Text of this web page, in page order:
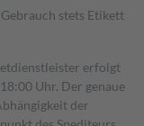
stets Etikett
erfolgt
Uhr. Der genaue
der